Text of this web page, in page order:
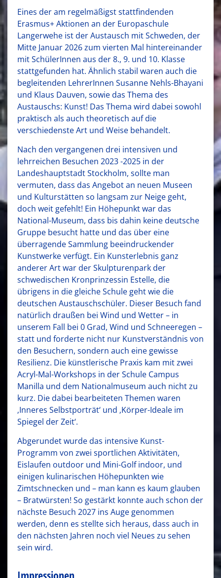
Eines der am regelmäßigst stattfindenden
Erasmus+ Aktionen an der Europaschule
Langerwehe ist der Austausch mit Schweden, der
Mitte Januar 2026 zum vierten Mal hintereinander
mit SchülerInnen aus der 8., 9. und 10. Klasse
stattgefunden hat. Ähnlich stabil waren auch die
begleitenden LehrerInnen Susanne Nehls-Bhayani
und Klaus Dauven, sowie das Thema des
Austauschs: Kunst! Das Thema wird dabei sowohl
praktisch als auch theoretisch auf die
verschiedenste Art und Weise behandelt.
Nach den vergangenen drei intensiven und
lehrreichen Besuchen 2023 -2025 in der
Landeshauptstadt Stockholm, sollte man
vermuten, dass das Angebot an neuen Museen
und Kulturstätten so langsam zur Neige geht,
doch weit gefehlt! Ein Höhepunkt war das
National-Museum, dass bis dahin keine deutsche
Gruppe besucht hatte und das über eine
überragende Sammlung beeindruckender
Kunstwerke verfügt. Ein Kunsterlebnis ganz
anderer Art war der Skulpturenpark der
schwedischen Kronprinzessin Estelle, die
übrigens in die gleiche Schule geht wie die
deutschen Austauschschüler. Dieser Besuch fand
natürlich draußen bei Wind und Wetter – in
unserem Fall bei 0 Grad, Wind und Schneeregen –
statt und forderte nicht nur Kunstverständnis von
den Besuchern, sondern auch eine gewisse
Resilienz. Die künstlerische Praxis kam mit zwei
Acryl-Mal-Workshops in der Schule Campus
Manilla und dem Nationalmuseum auch nicht zu
kurz. Die dabei bearbeiteten Themen waren
‚Inneres Selbstporträt‘ und ‚Körper-Ideale im
Spiegel der Zeit‘.
Abgerundet wurde das intensive Kunst-
Programm von zwei sportlichen Aktivitäten,
Eislaufen outdoor und Mini-Golf indoor, und
einigen kulinarischen Höhepunkten wie
Zimtschnecken und – man kann es kaum glauben
– Bratwürsten! So gestärkt konnte auch schon der
nächste Besuch 2027 ins Auge genommen
werden, denn es stellte sich heraus, dass auch in
den nächsten Jahren noch viel Neues zu sehen
sein wird.